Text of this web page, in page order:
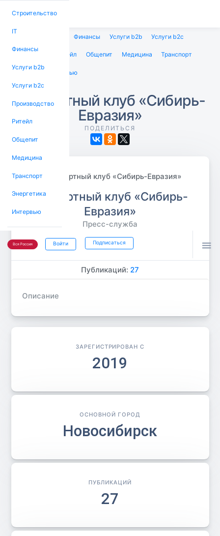
Строительство
IT
Финансы
Услуги b2b
Услуги b2c
Производство
Ритейл
Общепит
Медицина
Транспорт
Энергетика
Интервью
Вся Россия Войти 
Финансы Услуги b2b Услуги b2c
Ритейл Общепит Медицина Транспорт
Энергетика Интервью
Экспертный клуб «Сибирь-
Евразия»
ПОДЕЛИТЬСЯ
Экспертный клуб «Сибирь-
Евразия»
Пресс-служба
Подписаться
Публикаций: 27
Описание
ЗАРЕГИСТРИРОВАН С
2019
ОСНОВНОЙ ГОРОД
Новосибирск
ПУБЛИКАЦИЙ
27